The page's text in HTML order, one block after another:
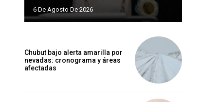
6 De Agosto De 2026
Chubut bajo alerta amarilla por
nevadas: cronograma y áreas
afectadas